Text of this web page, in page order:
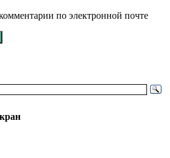
по электронной почте